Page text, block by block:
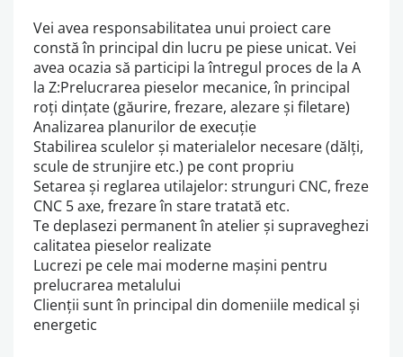
Vei avea responsabilitatea unui proiect care
constă în principal din lucru pe piese unicat. Vei
avea ocazia să participi la întregul proces de la A
la Z:Prelucrarea pieselor mecanice, în principal
roți dințate (găurire, frezare, alezare și filetare)
Analizarea planurilor de execuție
Stabilirea sculelor și materialelor necesare (dălți,
scule de strunjire etc.) pe cont propriu
Setarea și reglarea utilajelor: strunguri CNC, freze
CNC 5 axe, frezare în stare tratată etc.
Te deplasezi permanent în atelier și supraveghezi
calitatea pieselor realizate
Lucrezi pe cele mai moderne mașini pentru
prelucrarea metalului
Clienții sunt în principal din domeniile medical și
energetic